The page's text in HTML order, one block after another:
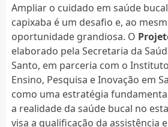
Ampliar o cuidado em saúde
capixaba é um desafio e, ao
oportunidade grandiosa. O
elaborado pela Secretaria da
Santo, em parceria com o
Ensino, Pesquisa e Inovação em
como uma estratégia
a realidade da saúde bucal no
visa a qualificação da assistência